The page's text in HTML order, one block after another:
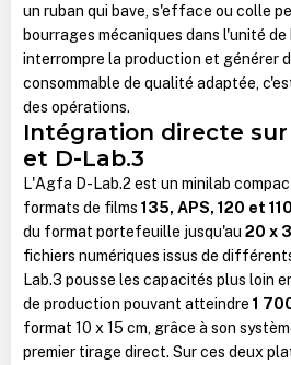
un ruban qui bave, s'efface ou colle
bourrages mécaniques dans l'unité
interrompre la production et générer
consommable de qualité adaptée,
des opérations.
Intégration directe sur
et D-Lab.3
L'Agfa D-Lab.2 est un minilab
formats de films 135, APS, 120 et 110
du format portefeuille jusqu'au 20 x
fichiers numériques issus de
Lab.3 pousse les capacités plus loin
de production pouvant atteindre 1
format 10 x 15 cm, grâce à son
premier tirage direct. Sur ces deux